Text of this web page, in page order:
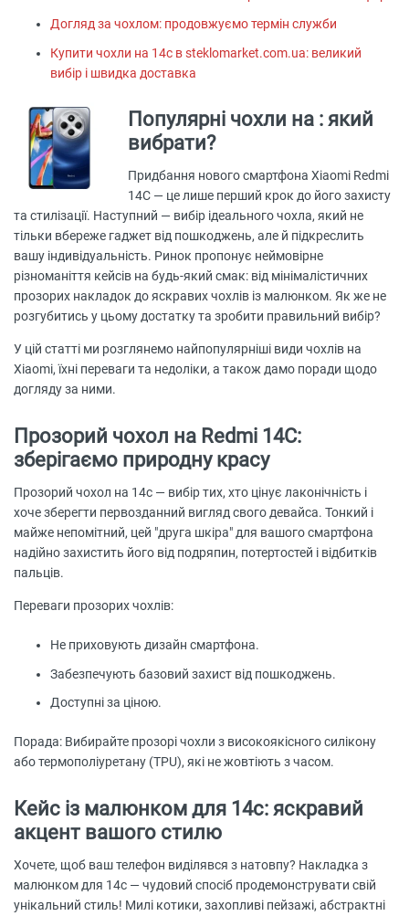
Догляд за чохлом: продовжуємо термін служби
Купити чохли на 14с в steklomarket.com.ua: великий
вибір і швидка доставка
Популярні чохли на : який
вибрати?
Придбання нового смартфона Xiaomi Redmi
14C — це лише перший крок до його захисту
та стилізації. Наступний — вибір ідеального чохла, який не
тільки вбереже гаджет від пошкоджень, але й підкреслить
вашу індивідуальність. Ринок пропонує неймовірне
різноманіття кейсів на будь-який смак: від мінімалістичних
прозорих накладок до яскравих чохлів із малюнком. Як же не
розгубитись у цьому достатку та зробити правильний вибір?
У цій статті ми розглянемо найпопулярніші види чохлів на
Xiaomi, їхні переваги та недоліки, а також дамо поради щодо
догляду за ними.
Прозорий чохол на Redmi 14C:
зберігаємо природну красу
Прозорий чохол на 14с — вибір тих, хто цінує лаконічність і
хоче зберегти первозданний вигляд свого девайса. Тонкий і
майже непомітний, цей "друга шкіра" для вашого смартфона
надійно захистить його від подряпин, потертостей і відбитків
пальців.
Переваги прозорих чохлів:
Не приховують дизайн смартфона.
Забезпечують базовий захист від пошкоджень.
Доступні за ціною.
Порада: Вибирайте прозорі чохли з високоякісного силікону
або термополіуретану (TPU), які не жовтіють з часом.
Кейс із малюнком для 14с: яскравий
акцент вашого стилю
Хочете, щоб ваш телефон виділявся з натовпу? Накладка з
малюнком для 14с — чудовий спосіб продемонструвати свій
унікальний стиль! Милі котики, захопливі пейзажі, абстрактні